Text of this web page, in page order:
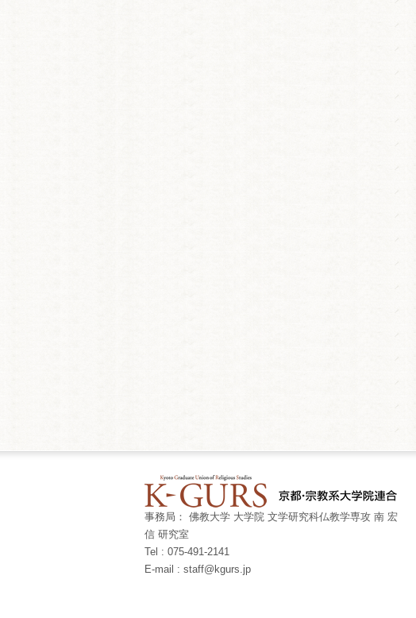
事務局： 佛教大学 大学院 文学研究科仏教学専攻 南 宏
信 研究室
Tel : 075-491-2141
E-mail : staff@kgurs.jp